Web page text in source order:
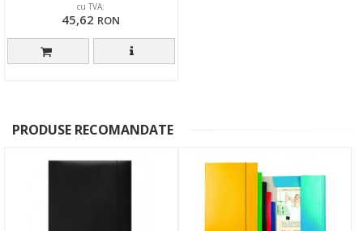
cu TVA:
45,62 RON
PRODUSE RECOMANDATE